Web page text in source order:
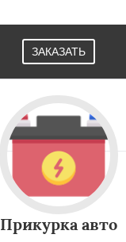
ЗАКАЗАТЬ
Прикурка авто